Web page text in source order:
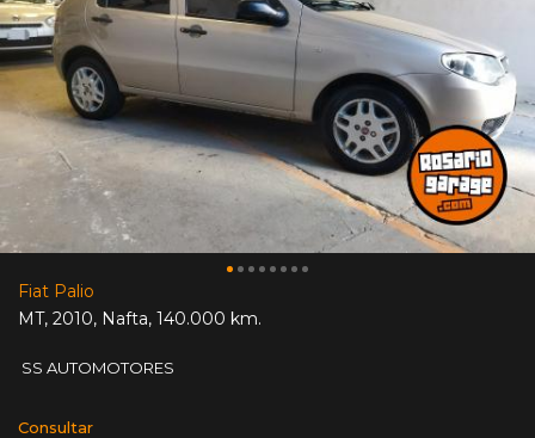
Fiat Palio
MT, 2010, Nafta, 140.000 km.
SS AUTOMOTORES
Consultar